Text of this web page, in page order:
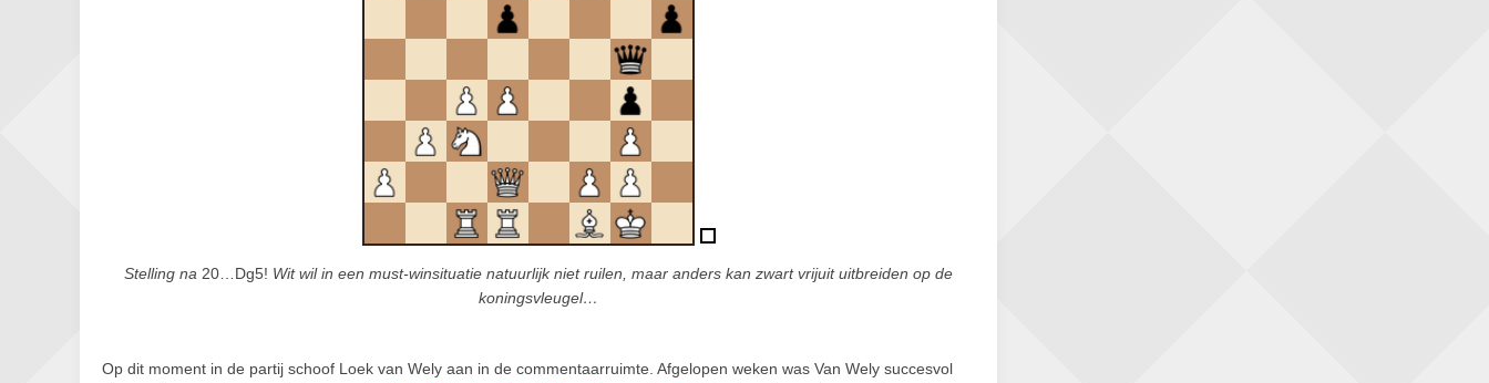
Stelling na 20…Dg5! Wit wil in een must-winsituatie natuurlijk niet ruilen, maar anders kan zwart vrijuit uitbreiden op de
koningsvleugel…
Op dit moment in de partij schoof Loek van Wely aan in de commentaarruimte. Afgelopen weken was Van Wely succesvol